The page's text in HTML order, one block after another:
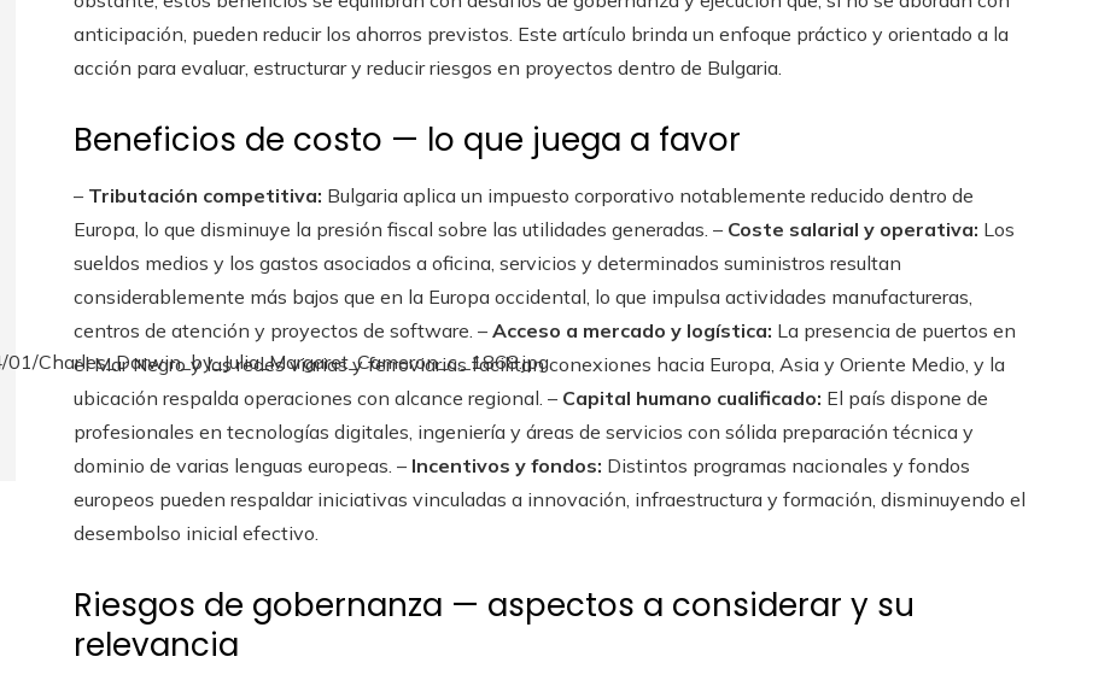
anticipación, pueden reducir los ahorros previstos. Este artículo brinda un enfoque práctico y orientado a la
acción para evaluar, estructurar y reducir riesgos en proyectos dentro de Bulgaria.
Beneficios de costo — lo que juega a favor
– Tributación competitiva: Bulgaria aplica un impuesto corporativo notablemente reducido dentro de
Europa, lo que disminuye la presión fiscal sobre las utilidades generadas. – Coste salarial y operativa: Los
sueldos medios y los gastos asociados a oficina, servicios y determinados suministros resultan
considerablemente más bajos que en la Europa occidental, lo que impulsa actividades manufactureras,
centros de atención y proyectos de software. – Acceso a mercado y logística: La presencia de puertos en
el Mar Negro y las redes viarias y ferroviarias facilitan conexiones hacia Europa, Asia y Oriente Medio, y la
ubicación respalda operaciones con alcance regional. – Capital humano cualificado: El país dispone de
profesionales en tecnologías digitales, ingeniería y áreas de servicios con sólida preparación técnica y
dominio de varias lenguas europeas. – Incentivos y fondos: Distintos programas nacionales y fondos
europeos pueden respaldar iniciativas vinculadas a innovación, infraestructura y formación, disminuyendo el
desembolso inicial efectivo.
Riesgos de gobernanza — aspectos a considerar y su
relevancia